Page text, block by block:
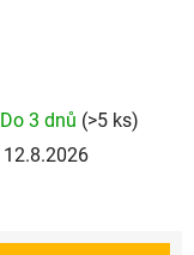
Do 3 dnů (>5 ks)
12.8.2026